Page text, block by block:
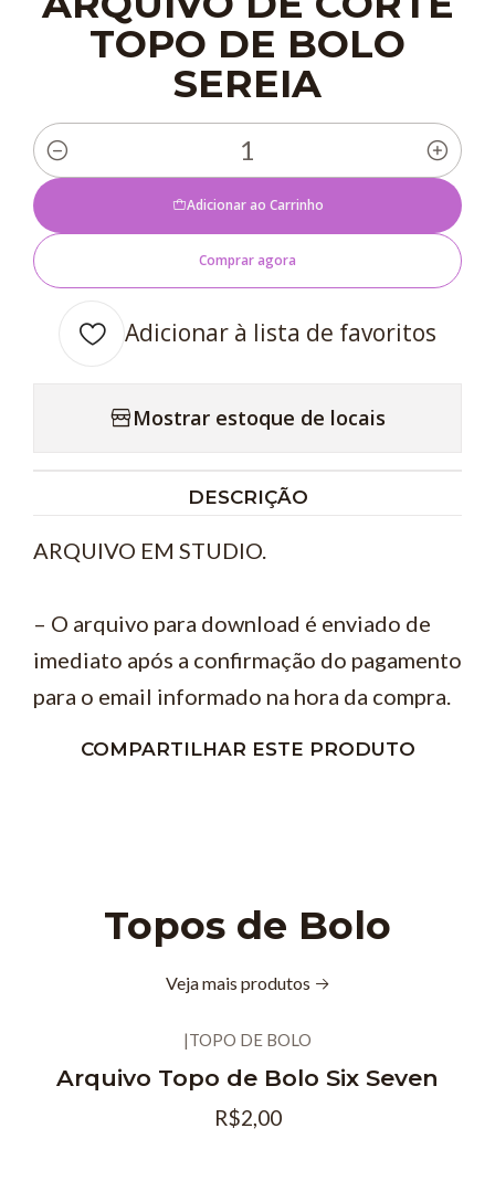
TOPO DE BOLO
SEREIA
Quantidade
Adicionar ao Carrinho
Comprar agora
Adicionar à lista de favoritos
Mostrar estoque de locais
DESCRIÇÃO
ARQUIVO EM STUDIO.
– O arquivo para download é enviado de
imediato após a confirmação do pagamento
para o email informado na hora da compra.
COMPARTILHAR ESTE PRODUTO
Topos de Bolo
Veja mais produtos
|TOPO DE BOLO
Arquivo Topo de Bolo Six Seven
R$2,00